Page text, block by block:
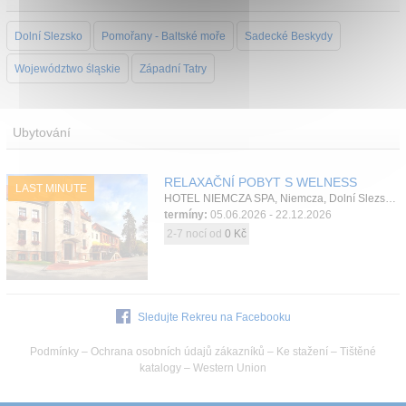
Dolní Slezsko Pomořany - Baltské moře Sadecké Beskydy
Województwo śląskie Západní Tatry
Ubytování
LAST MINUTE RELAXAČNÍ POBYT S WELNESS
HOTEL NIEMCZA SPA, Niemcza, Dolní Slezsko, Polsko
termíny: 05.06.2026 - 22.12.2026
2-7 nocí od 0 Kč
Sledujte Rekreu na Facebooku
Podmínky – Ochrana osobních údajů zákazníků – Ke stažení – Tištěné
katalogy – Western Union